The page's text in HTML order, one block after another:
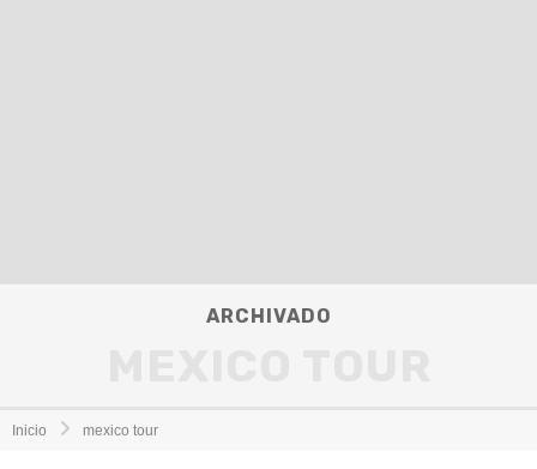
ARCHIVADO
Inicio mexico tour